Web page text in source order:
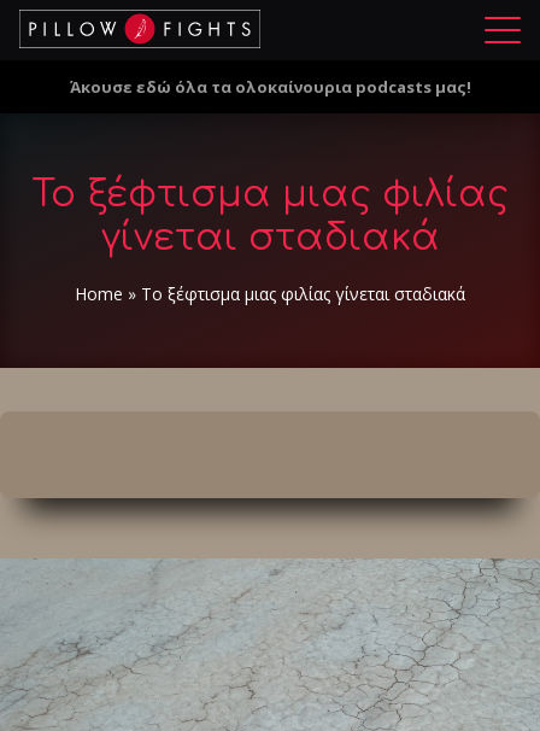
Μ
ο
Άκουσε εδώ όλα τα ολοκαίνουρια podcasts μας!
Το ξέφτισμα μιας φιλίας
γίνεται σταδιακά
Home » Το ξέφτισμα μιας φιλίας γίνεται σταδιακά